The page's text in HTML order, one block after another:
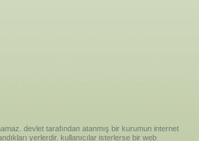
devlet tarafından atanmış bir kurumun internet
yerlerdir. kullanıcılar isterlerse bir web